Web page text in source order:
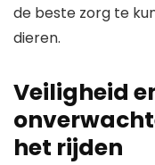
de beste zorg te
dieren.
Veiligheid
het rijden